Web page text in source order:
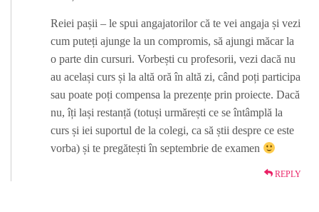
Reiei pașii – le spui angajatorilor că te vei angaja și vezi
cum puteți ajunge la un compromis, să ajungi măcar la
o parte din cursuri. Vorbești cu profesorii, vezi dacă nu
au același curs și la altă oră în altă zi, când poți participa
sau poate poți compensa la prezențe prin proiecte. Dacă
nu, îți lași restanță (totuși urmărești ce se întâmplă la
curs și iei suportul de la colegi, ca să știi despre ce este
vorba) și te pregătești în septembrie de examen
REPLY